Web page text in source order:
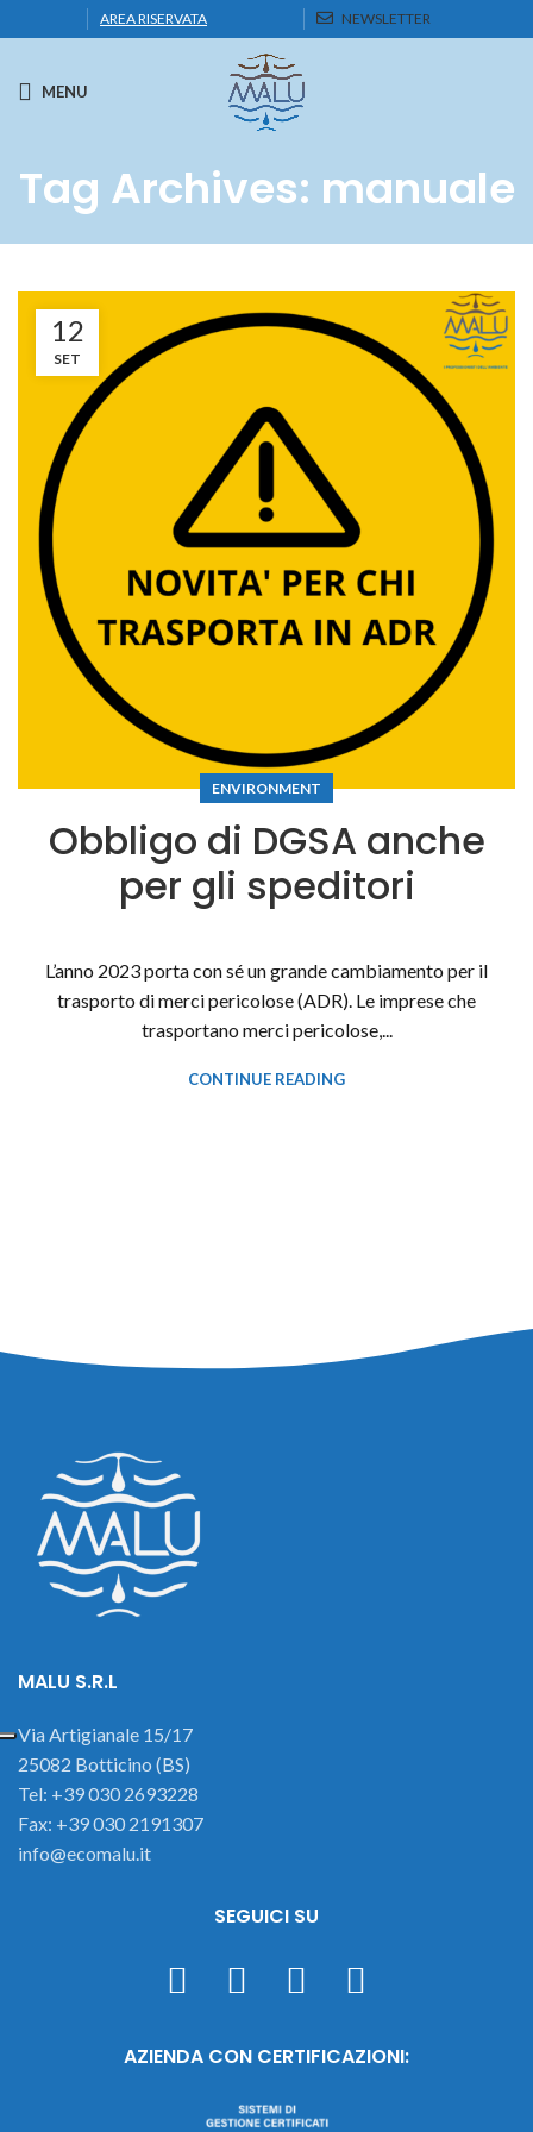
AREA RISERVATA NEWSLETTER
MENU
Tag Archives: manuale
12
SET
ENVIRONMENT
Obbligo di DGSA anche
per gli speditori
L’anno 2023 porta con sé un grande cambiamento per il
trasporto di merci pericolose (ADR). Le imprese che
trasportano merci pericolose,...
CONTINUE READING
MALU S.R.L
Via Artigianale 15/17
25082 Botticino (BS)
Tel: +39 030 2693228
Fax: +39 030 2191307
info@ecomalu.it
SEGUICI SU
AZIENDA CON CERTIFICAZIONI: